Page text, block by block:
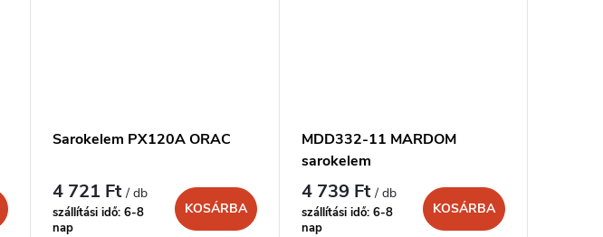
Sarokelem PX120A ORAC
4 721 Ft/ db
szállítási idő: 6-8
nap
KOSÁRBA
MDD332-11 MARDOM
sarokelem
4 739 Ft/ db
szállítási idő: 6-8
nap
KOSÁRBA